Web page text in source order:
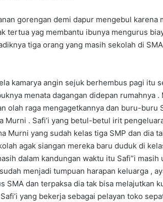
gorengan demi dapur mengebul karena
tertua yag membantu ibunya mengurus
tiga orang yang masih sekolah di
kamarya angin sejuk berhembus pagi itu
menata dagangan didepan rumahnya
olah raga mengagetkannya dan buru-buru
Murni . Safi’i yang betul-betul irit
Murni yang sudah kelas tiga SMP dan dia
agak siangan mereka baru duduk di
dalam kandungan waktu itu Safi”i masih
menjadi tumpuan harapan keluarga ,
SMA dan terpaksa dia tak bisa melajutkan
yang bekerja sebagai pelayan toko